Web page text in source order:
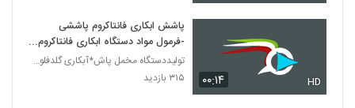
۰۰:۱۴ HD
پاشش ابکاری فانتاکروم پاششی
-فرمول مواد دستگاه ابکاری فانتاکروم-
دستگاه مخمل پاش
تولیددستگاه مخمل پاش*آبکاری گلدفلوک 09106565375
۳۱۵ بازدید